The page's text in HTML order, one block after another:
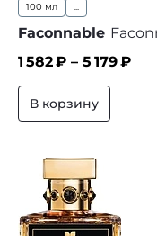
100 мл ...
Faconnable
1 582₽ – 5 179₽
В корзину